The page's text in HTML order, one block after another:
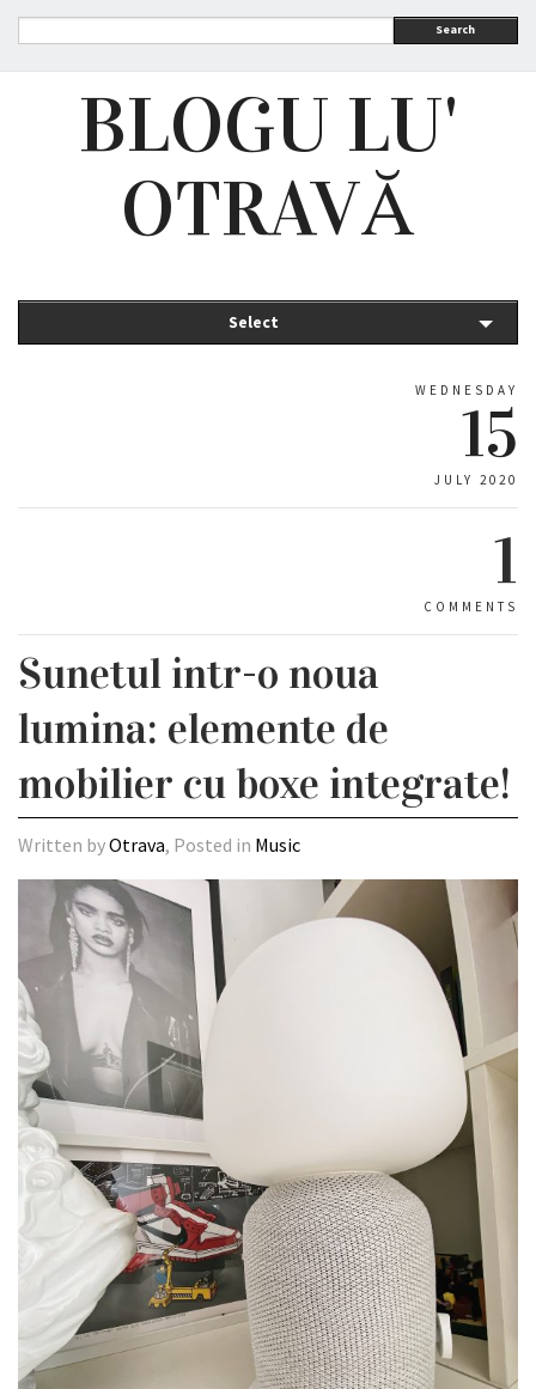
Search
BLOGU LU'
OTRAVĂ
Select
WEDNESDAY
15
JULY 2020
1
COMMENTS
Sunetul intr-o noua
lumina: elemente de
mobilier cu boxe integrate!
Written byOtrava, Posted in Music